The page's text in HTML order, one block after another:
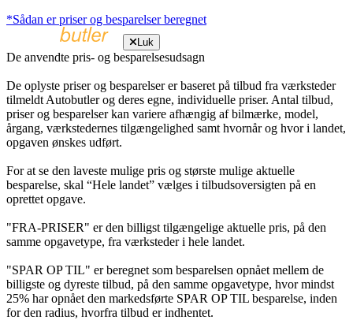
*Sådan er priser og besparelser beregnet
Luk
De anvendte pris- og besparelsesudsagn
De oplyste priser og besparelser er baseret på tilbud fra værksteder
tilmeldt Autobutler og deres egne, individuelle priser. Antal tilbud,
priser og besparelser kan variere afhængig af bilmærke, model,
årgang, værkstedernes tilgængelighed samt hvornår og hvor i landet,
opgaven ønskes udført.
For at se den laveste mulige pris og største mulige aktuelle
besparelse, skal “Hele landet” vælges i tilbudsoversigten på en
oprettet opgave.
"FRA-PRISER" er den billigst tilgængelige aktuelle pris, på den
samme opgavetype, fra værksteder i hele landet.
"SPAR OP TIL" er beregnet som besparelsen opnået mellem de
billigste og dyreste tilbud, på den samme opgavetype, hvor mindst
25% har opnået den markedsførte SPAR OP TIL besparelse, inden
for den radius, hvorfra tilbud er indhentet.